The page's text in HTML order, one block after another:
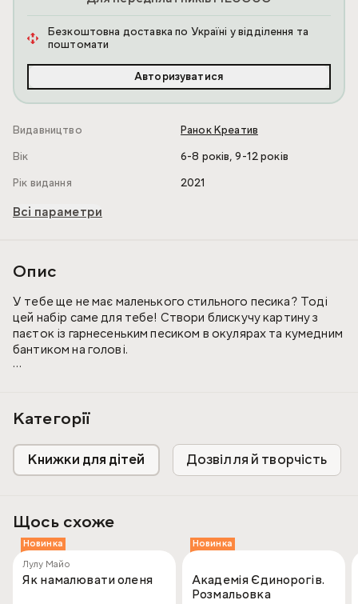
Безкоштовна доставка по Україні у відділення та
поштомати
Авторизуватися
Видавництво
Ранок Креатив
Вік
6-8 років,9-12 років
Рік видання
2021
Всі параметри
Опис
У тебе ще не має маленького стильного песика? Тоді
цей набір саме для тебе! Створи блискучу картину з
паєток із гарнесеньким песиком в окулярах та кумедним
бантиком на голові.
Картинка вийде надзвичайно красивою і блискучою. Її
можна подарувати рідним та близьких або прикрасити
нею кімнату. А ще, набір для творчості "Песик" - це
чудова ідея для проведення творчого дозвілля для
Категорії
Книжки для дітей Дозвілля й творчість
Щось схоже
Новинка
Лулу Майо
Як намалювати оленя
Новинка
Академія Єдинорогів.
Розмальовка